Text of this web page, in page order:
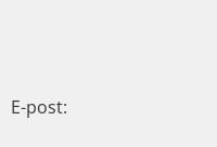
E-post: